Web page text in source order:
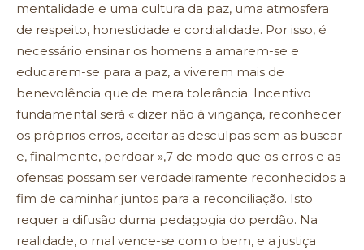
mentalidade e uma cultura da paz, uma atmosfera
de respeito, honestidade e cordialidade. Por isso, é
necessário ensinar os homens a amarem-se e
educarem-se para a paz, a viverem mais de
benevolência que de mera tolerância. Incentivo
fundamental será « dizer não à vingança, reconhecer
os próprios erros, aceitar as desculpas sem as buscar
e, finalmente, perdoar »,7 de modo que os erros e as
ofensas possam ser verdadeiramente reconhecidos a
fim de caminhar juntos para a reconciliação. Isto
requer a difusão duma pedagogia do perdão. Na
realidade, o mal vence-se com o bem, e a justiça